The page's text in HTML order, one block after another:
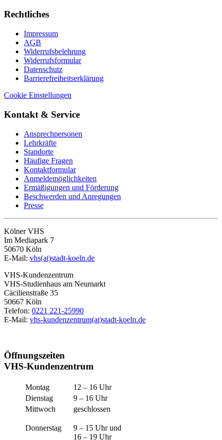
Rechtliches
Impressum
AGB
Widerrufsbelehrung
Widerrufsformular
Datenschutz
Barrierefreiheitserklärung
Cookie Einstellungen
Kontakt & Service
Ansprechpersonen
Lehrkräfte
Standorte
Häufige Fragen
Kontaktformular
Anmeldemöglichkeiten
Ermäßigungen und Förderung
Beschwerden und Anregungen
Presse
Kölner VHS
Im Mediapark 7
50670 Köln
E-Mail: vhs(at)stadt-koeln.de
VHS-Kundenzentrum
VHS-Studienhaus am Neumarkt
Cäcilienstraße 35
50667 Köln
Telefon: 0221 221-25990
E-Mail: vhs-kundenzentrum(at)stadt-koeln.de
Öffnungszeiten
VHS-Kundenzentrum
Montag
12 – 16 Uhr
Dienstag
9 – 16 Uhr
Mittwoch
geschlossen
Donnerstag
9 – 15 Uhr und
16 – 19 Uhr